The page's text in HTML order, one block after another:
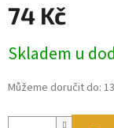
74 Kč
cena:
Skladem u
Můžeme doručit do: